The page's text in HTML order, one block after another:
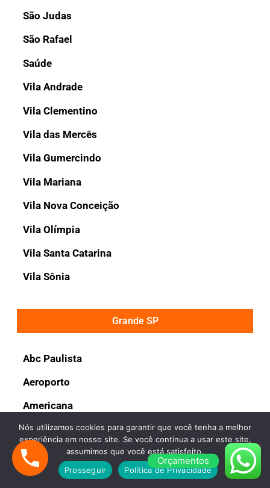
São Judas
São Rafael
Saúde
Vila Andrade
Vila Clementino
Vila das Mercês
Vila Gumercindo
Vila Mariana
Vila Nova Conceição
Vila Olímpia
Vila Santa Catarina
Vila Sônia
Grande SP
Abc Paulista
Aeroporto
Americana
Araçariguama
Araraquara
Arujá
Orçamentos
Nós utilizamos cookies para garantir que você tenha a melhor
experiência em nosso site. Se você continua a usar este site,
assumimos que você está satisfeito.
Prosseguir
Política de Privacidade